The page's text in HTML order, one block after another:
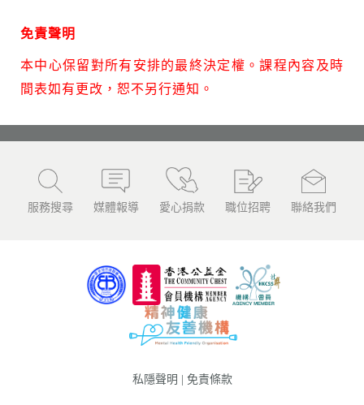
免責聲明
本中心保留對所有安排的最終決定權。課程內容及時
間表如有更改，恕不另行通知。
服務搜尋 媒體報導 愛心捐款 職位招聘 聯絡我們
私隱聲明 免責條款